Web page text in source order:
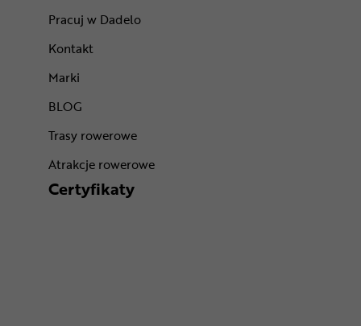
Pracuj w Dadelo
Kontakt
Marki
BLOG
Trasy rowerowe
Atrakcje rowerowe
Certyfikaty